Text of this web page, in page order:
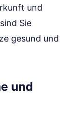
und
Sie
gesund und
und